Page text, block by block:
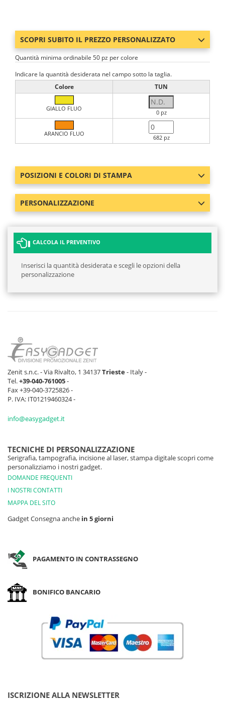
SCOPRI SUBITO IL PREZZO PERSONALIZZATO
Quantità minima ordinabile 50 pz per colore
Indicare la quantità desiderata nel campo sotto la taglia.
Colore
TUN
GIALLO FLUO
0 pz
ARANCIO FLUO
682 pz
POSIZIONI E COLORI DI STAMPA
PERSONALIZZAZIONE
CALCOLA IL PREVENTIVO
Inserisci la quantità desiderata e scegli le opzioni della
personalizzazione
Zenit s.n.c. - Via Rivalto, 1 34137Trieste- Italy -
Tel.+39-040-761005-
Fax +39-040-3725826 -
P. IVA: IT01219460324 -
info@easygadget.it
TECNICHE DI PERSONALIZZAZIONE
Serigrafia, tampografia, incisione al laser, stampa digitale scopri come
personalizziamo i nostri gadget.
DOMANDE FREQUENTI
I NOSTRI CONTATTI
MAPPA DEL SITO
Gadget Consegna anche in 5 giorni
PAGAMENTO IN CONTRASSEGNO
BONIFICO BANCARIO
ISCRIZIONE ALLA NEWSLETTER